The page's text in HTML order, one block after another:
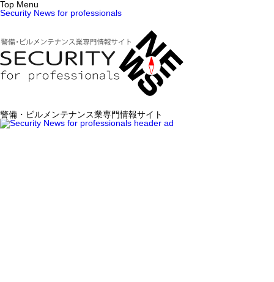
Top Menu
Security News for professionals
警備・ビルメンテナンス業専門情報サイト